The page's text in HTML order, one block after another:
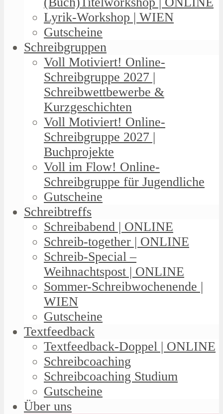
Lyrik-Workshop | WIEN
Gutscheine
Schreibgruppen
Voll Motiviert! Online-
Schreibgruppe 2027 |
Schreibwettbewerbe &
Kurzgeschichten
Voll Motiviert! Online-
Schreibgruppe 2027 |
Buchprojekte
Voll im Flow! Online-
Schreibgruppe für Jugendliche
Gutscheine
Schreibtreffs
Schreibabend | ONLINE
Schreib-together | ONLINE
Schreib-Special –
Weihnachtspost | ONLINE
Sommer-Schreibwochenende |
WIEN
Gutscheine
Textfeedback
Textfeedback-Doppel | ONLINE
Schreibcoaching
Schreibcoaching Studium
Gutscheine
Über uns